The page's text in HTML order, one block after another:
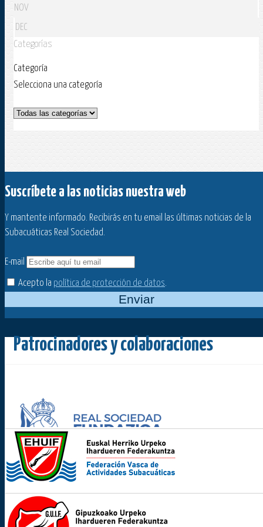
NOV
DEC
Categorías
Categoría
Selecciona una categoría
Suscríbete a las noticias nuestra web
Y mantente informado. Recibirás en tu email las últimas noticias de la
Subacuáticas Real Sociedad.
E-mail
Acepto la política de protección de datos.
Enviar
Patrocinadores y colaboraciones